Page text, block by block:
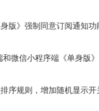
版》强制同意订阅通知功
微信小程序端《单身版
序规则，增加随机显示开